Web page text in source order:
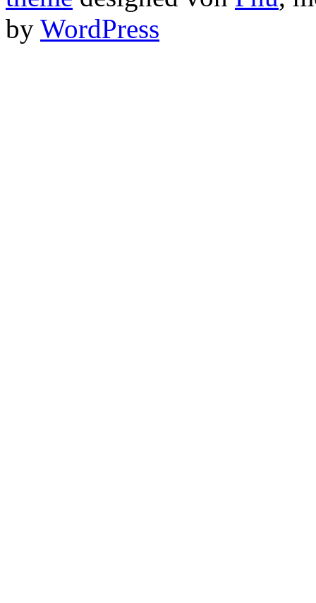
by WordPress